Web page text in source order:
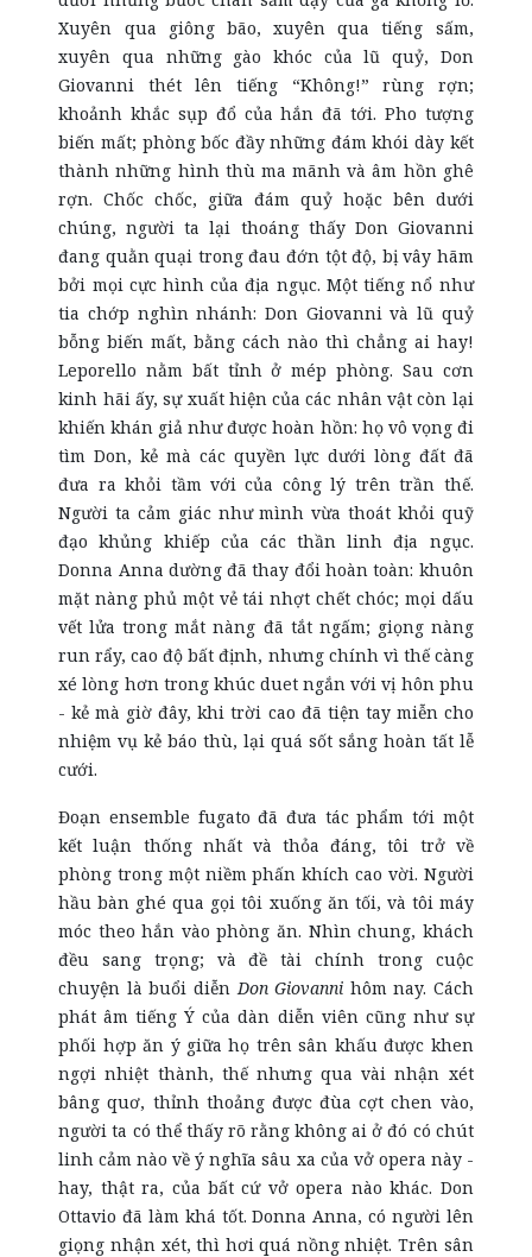
Xuyên qua giông bão, xuyên qua tiếng sấm,
xuyên qua những gào khóc của lũ quỷ, Don
Giovanni thét lên tiếng “Không!” rùng rợn;
khoảnh khắc sụp đổ của hắn đã tới. Pho tượng
biến mất; phòng bốc đầy những đám khói dày kết
thành những hình thù ma mãnh và âm hồn ghê
rợn. Chốc chốc, giữa đám quỷ hoặc bên dưới
chúng, người ta lại thoáng thấy Don Giovanni
đang quằn quại trong đau đớn tột độ, bị vây hãm
bởi mọi cực hình của địa ngục. Một tiếng nổ như
tia chớp nghìn nhánh: Don Giovanni và lũ quỷ
bỗng biến mất, bằng cách nào thì chẳng ai hay!
Leporello nằm bất tỉnh ở mép phòng. Sau cơn
kinh hãi ấy, sự xuất hiện của các nhân vật còn lại
khiến khán giả như được hoàn hồn: họ vô vọng đi
tìm Don, kẻ mà các quyền lực dưới lòng đất đã
đưa ra khỏi tầm với của công lý trên trần thế.
Người ta cảm giác như mình vừa thoát khỏi quỹ
đạo khủng khiếp của các thần linh địa ngục.
Donna Anna dường đã thay đổi hoàn toàn: khuôn
mặt nàng phủ một vẻ tái nhợt chết chóc; mọi dấu
vết lửa trong mắt nàng đã tắt ngấm; giọng nàng
run rẩy, cao độ bất định, nhưng chính vì thế càng
xé lòng hơn trong khúc duet ngắn với vị hôn phu
- kẻ mà giờ đây, khi trời cao đã tiện tay miễn cho
nhiệm vụ kẻ báo thù, lại quá sốt sắng hoàn tất lễ
cưới.
Đoạn ensemble fugato đã đưa tác phẩm tới một
kết luận thống nhất và thỏa đáng, tôi trở về
phòng trong một niềm phấn khích cao vời. Người
hầu bàn ghé qua gọi tôi xuống ăn tối, và tôi máy
móc theo hắn vào phòng ăn. Nhìn chung, khách
đều sang trọng; và đề tài chính trong cuộc
chuyện là buổi diễnDon Giovanni hôm nay. Cách
phát âm tiếng Ý của dàn diễn viên cũng như sự
phối hợp ăn ý giữa họ trên sân khấu được khen
ngợi nhiệt thành, thế nhưng qua vài nhận xét
bâng quơ, thỉnh thoảng được đùa cợt chen vào,
người ta có thể thấy rõ rằng không ai ở đó có chút
linh cảm nào về ý nghĩa sâu xa của vở opera này -
hay, thật ra, của bất cứ vở opera nào khác. Don
Ottavio đã làm khá tốt. Donna Anna, có người lên
giọng nhận xét, thì hơi quá nồng nhiệt. Trên sân